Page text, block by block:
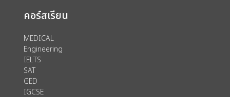
คอร์สเรียน
MEDICAL
Engineering
IELTS
SAT
GED
IGCSE